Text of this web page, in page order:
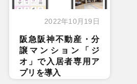
2022年10月19日
阪急阪神不動産・分
譲マンション「ジ
オ」で入居者専用ア
プリを導入